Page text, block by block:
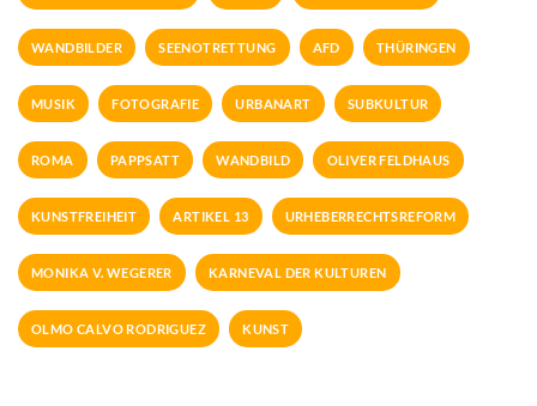
WANDBILDER SEENOTRETTUNG AFD THÜRINGEN
MUSIK FOTOGRAFIE URBANART SUBKULTUR
ROMA PAPPSATT WANDBILD OLIVER FELDHAUS
KUNSTFREIHEIT ARTIKEL 13 URHEBERRECHTSREFORM
MONIKA V. WEGERER KARNEVAL DER KULTUREN
OLMO CALVO RODRIGUEZ KUNST